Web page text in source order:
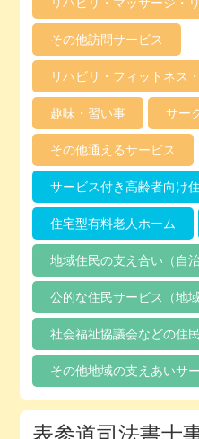
その他訪問サービス
リハビリ・フィットネス
趣味・習い事 サー
その他通えるサービス
サービス付き高齢者向け
住宅型有料老人ホーム
地域住民の支え合い（自
公的な住民サービス（地
社会福祉協議会などの住
その他地域の支えあいサ
表参道司法書士